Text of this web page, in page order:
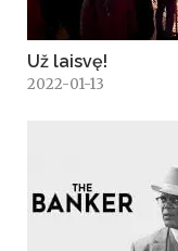
Už laisvę!
2022-01-13